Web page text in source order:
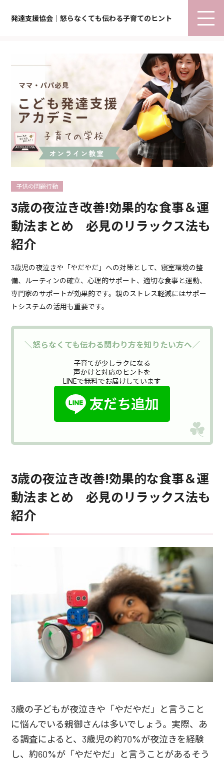
発達支援協会｜怒らなくても伝わる子育てのヒント
3歳の夜泣き改善!効果的な食事＆運
動法まとめ 必見のリラックス法も
紹介
3歳児の夜泣きや「やだやだ」への対策として、寝室環境の整
備、ルーティンの確立、心理的サポート、適切な食事と運動、
専門家のサポートが効果的です。親のストレス軽減にはサポー
トシステムの活用も重要です。
子供の問題行動
＼怒らなくても伝わる関わり方を知りたい方へ／
子育てが少しラクになる
声かけと対応のヒントを
LINEで無料でお届けしています
3歳の夜泣き改善!効果的な食事＆運
動法まとめ 必見のリラックス法も
紹介
3歳の子どもが夜泣きや「やだやだ」と言うこと
に悩んでいる親御さんは多いでしょう。実際、あ
る調査によると、3歳児の約70%が夜泣きを経験
し、約60%が「やだやだ」と言うことがあるそう